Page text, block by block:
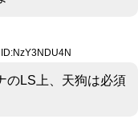
のLS上、天狗は必須